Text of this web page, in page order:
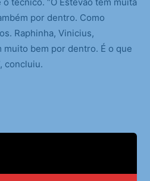
o técnico. “O Estêvão tem muita
por dentro. Como
Raphinha, Vinicius,
bem por dentro. É o que
concluiu.